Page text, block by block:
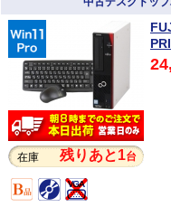
在庫 残りあと1台